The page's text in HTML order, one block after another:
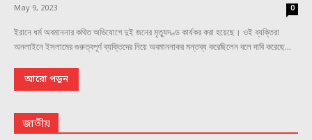
May 9, 2023 0
ইরানে ধর্ম অবমাননার কথিত অভিযোগে দুই জনের মৃত্যুদণ্ড কার্যকর করা হয়েছে। ওই ব্যক্তিরা
অনলাইনে ইসলামের গুরুত্বপূর্ণ ব্যক্তিদের নিয়ে অবমাননাকর মন্তব্য করেছিলেন বলে দাবি করেছে...
আরো পড়ুন
জাতীয়